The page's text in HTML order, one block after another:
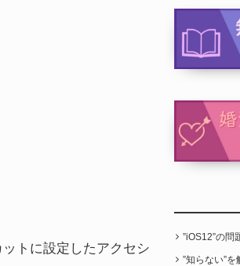
トに設定したアクセシ
”iOS12”の問
”知らない”